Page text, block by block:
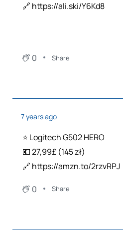
🔗 https://ali.ski/Y6Kd8
0 Share
7 years ago
⭐️ Logitech G502 HERO
💶 27,99£ (145 zł)
🔗 https://amzn.to/2rzvRPJ
0 Share